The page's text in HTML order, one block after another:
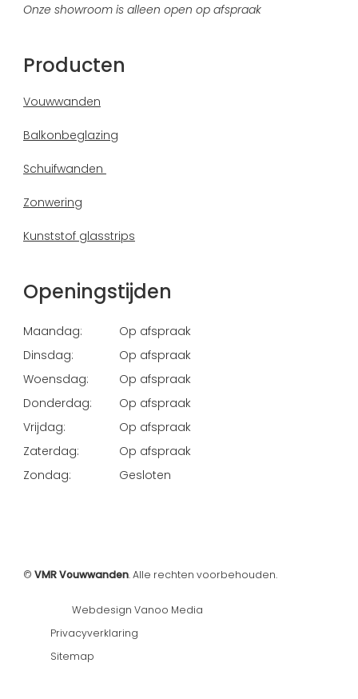
Onze showroom is alleen open op afspraak
Producten
Vouwwanden
Balkonbeglazing
Schuifwanden
Zonwering
Kunststof glasstrips
Openingstijden
Maandag:
Op afspraak
Dinsdag:
Op afspraak
Woensdag:
Op afspraak
Donderdag:
Op afspraak
Vrijdag:
Op afspraak
Zaterdag:
Op afspraak
Zondag:
Gesloten
© VMR Vouwwanden. Alle rechten voorbehouden.
Webdesign Vanoo Media
Privacyverklaring
Sitemap